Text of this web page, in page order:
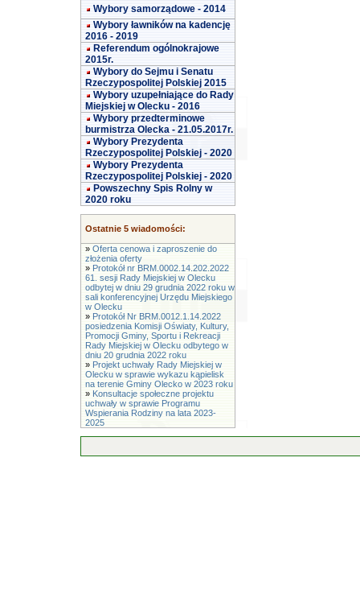
Wybory samorządowe - 2014
Wybory ławników na kadencję
2016 - 2019
Referendum ogólnokrajowe
2015r.
Wybory do Sejmu i Senatu
Rzeczypospolitej Polskiej 2015
Wybory uzupełniające do Rady
Miejskiej w Olecku - 2016
Wybory przedterminowe
burmistrza Olecka - 21.05.2017r.
Wybory Prezydenta
Rzeczypospolitej Polskiej - 2020
Wybory Prezydenta
Rzeczypospolitej Polskiej - 2020
Powszechny Spis Rolny w
2020 roku
Ostatnie 5 wiadomości:
» Oferta cenowa i zaproszenie do
złożenia oferty
» Protokół nr BRM.0002.14.202.2022
61. sesji Rady Miejskiej w Olecku
odbytej w dniu 29 grudnia 2022 roku w
sali konferencyjnej Urzędu Miejskiego
w Olecku
» Protokół Nr BRM.0012.1.14.2022
posiedzenia Komisji Oświaty, Kultury,
Promocji Gminy, Sportu i Rekreacji
Rady Miejskiej w Olecku odbytego w
dniu 20 grudnia 2022 roku
» Projekt uchwały Rady Miejskiej w
Olecku w sprawie wykazu kąpielisk
na terenie Gminy Olecko w 2023 roku
» Konsultacje społeczne projektu
uchwały w sprawie Programu
Wspierania Rodziny na lata 2023-
2025